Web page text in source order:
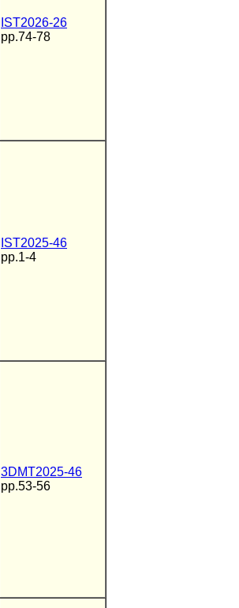
IST2026-26
pp.74-78
IST2025-46
pp.1-4
3DMT2025-46
pp.53-56